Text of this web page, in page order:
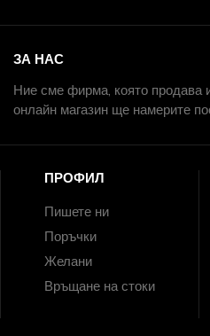
ЗА НАС
Ние сме фирма, която продава
онлайн магазин ще намерите
ПРОФИЛ
Пишете ни
Поръчки
Желани
Връщане на стоки